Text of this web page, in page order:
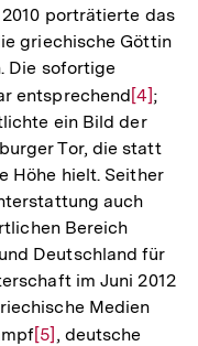
porträtierte das
griechische Göttin
Die sofortige
entsprechendZur
der
Fußnote
[4];
ein Bild der
Tor, die statt
Höhe hielt. Seither
auch
Bereich
Deutschland für
im Juni 2012
Medien
Zur
[5] , deutsche